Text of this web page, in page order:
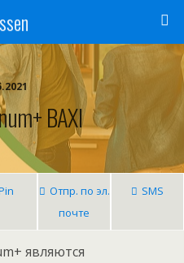
BAXI
Отпр. по эл.
почте
SMS
являются